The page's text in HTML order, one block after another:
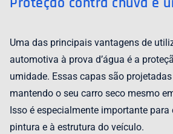
Uma das principais vantagens de
automotiva à prova d’água é a
umidade. Essas capas são
mantendo o seu carro seco mesmo
Isso é especialmente importante para
pintura e à estrutura do veículo.